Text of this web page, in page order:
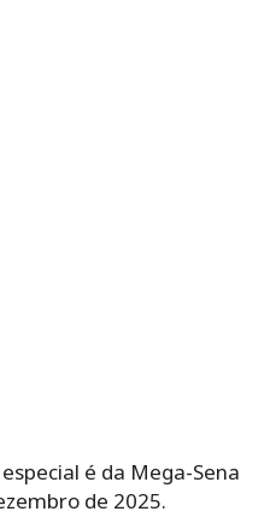
é da Mega-Sena
de 2025.